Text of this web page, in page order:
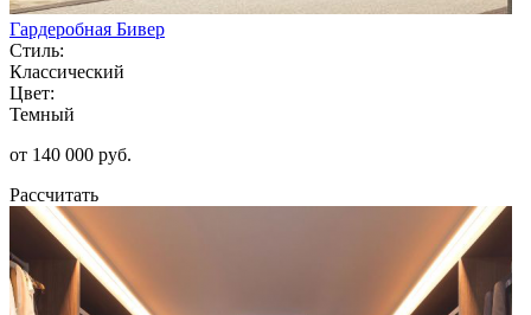
Гардеробная Бивер
Стиль:
Классический
Цвет:
Темный
от 140 000 руб.
Рассчитать